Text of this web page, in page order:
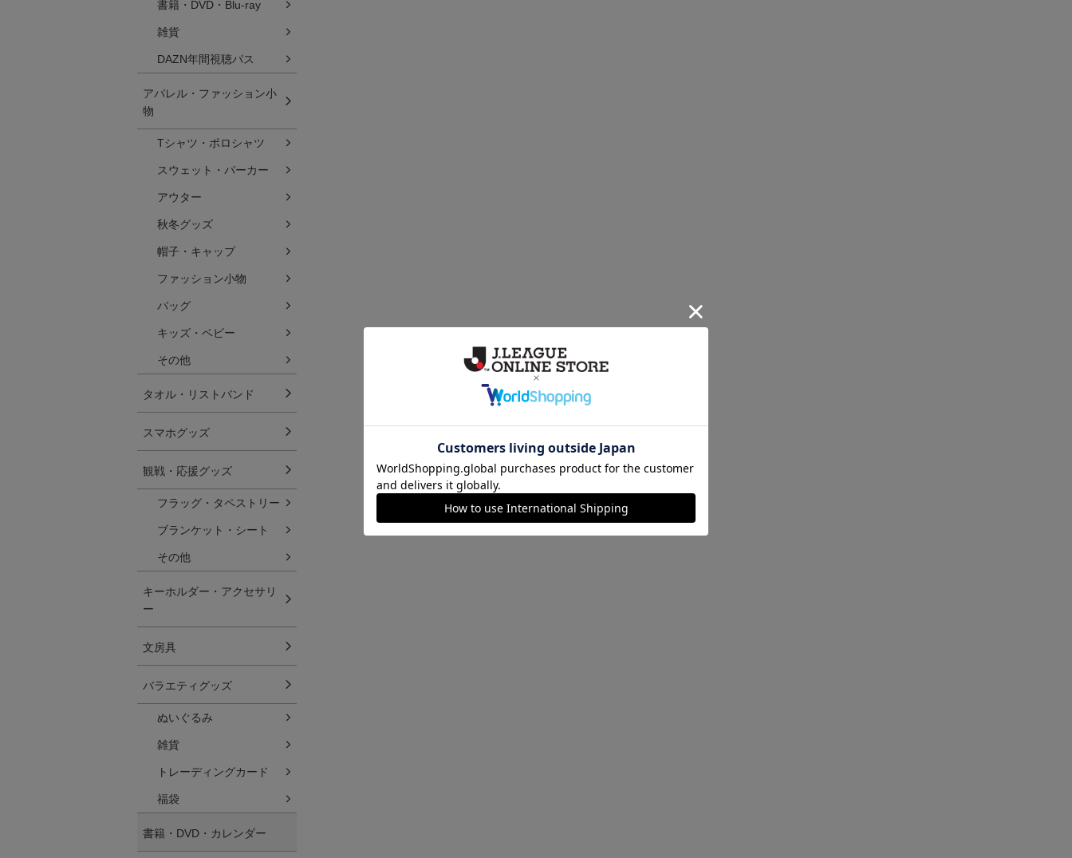
書籍・DVD・Blu-ray
雑貨
DAZN年間視聴パス
アパレル・ファッション小
物
Tシャツ・ポロシャツ
スウェット・パーカー
アウター
秋冬グッズ
帽子・キャップ
ファッション小物
バッグ
キッズ・ベビー
その他
タオル・リストバンド
スマホグッズ
観戦・応援グッズ
フラッグ・タペストリー
ブランケット・シート
その他
キーホルダー・アクセサリ
ー
文房具
バラエティグッズ
ぬいぐるみ
雑貨
トレーディングカード
福袋
書籍・DVD・カレンダー